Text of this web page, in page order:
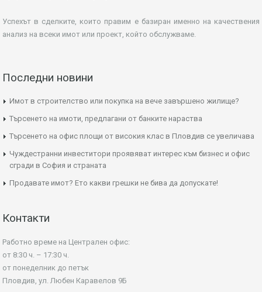
Успехът в сделките, които правим е базиран именно на качествения
анализ на всеки имот или проект, който обслужваме.
Последни новини
Имот в строителство или покупка на вече завършено жилище?
Търсенето на имоти, предлагани от банките нараства
Търсенето на офис площи от високия клас в Пловдив се увеличава
Чуждестранни инвеститори проявяват интерес към бизнес и офис
сгради в София и страната
Продавате имот? Ето какви грешки не бива да допускате!
Контакти
Работно време на Централен офис:
от 8:30 ч. – 17:30 ч.
от понеделник до петък
Пловдив, ул. Любен Каравелов 9Б